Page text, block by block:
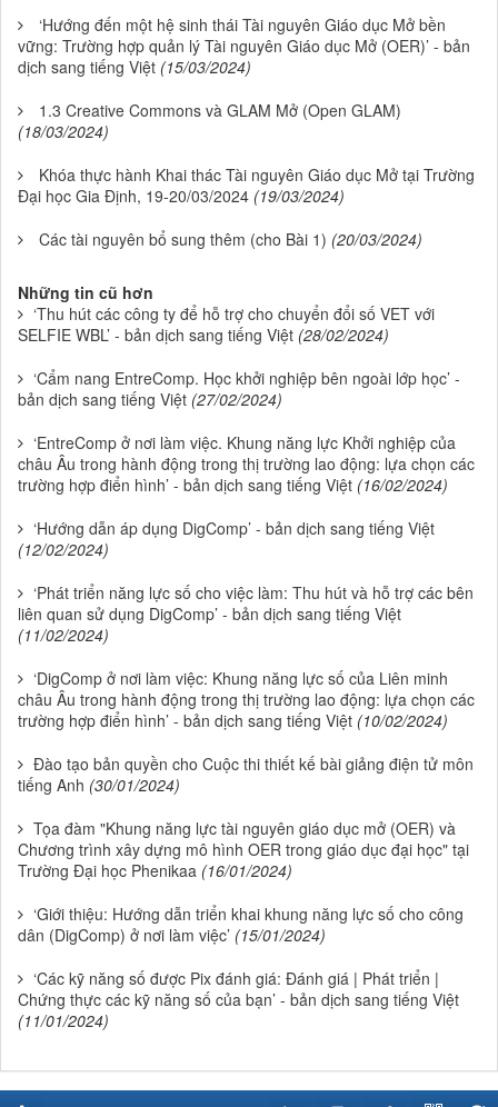
‘Hướng đến một hệ sinh thái Tài nguyên Giáo dục Mở bền
vững: Trường hợp quản lý Tài nguyên Giáo dục Mở (OER)’ - bản
dịch sang tiếng Việt (15/03/2024)
1.3 Creative Commons và GLAM Mở (Open GLAM)
(18/03/2024)
Khóa thực hành Khai thác Tài nguyên Giáo dục Mở tại Trường
Đại học Gia Định, 19-20/03/2024 (19/03/2024)
Các tài nguyên bổ sung thêm (cho Bài 1) (20/03/2024)
Những tin cũ hơn
‘Thu hút các công ty để hỗ trợ cho chuyển đổi số VET với
SELFIE WBL’ - bản dịch sang tiếng Việt (28/02/2024)
‘Cẩm nang EntreComp. Học khởi nghiệp bên ngoài lớp học’ -
bản dịch sang tiếng Việt (27/02/2024)
‘EntreComp ở nơi làm việc. Khung năng lực Khởi nghiệp của
châu Âu trong hành động trong thị trường lao động: lựa chọn các
trường hợp điển hình’ - bản dịch sang tiếng Việt (16/02/2024)
‘Hướng dẫn áp dụng DigComp’ - bản dịch sang tiếng Việt
(12/02/2024)
‘Phát triển năng lực số cho việc làm: Thu hút và hỗ trợ các bên
liên quan sử dụng DigComp’ - bản dịch sang tiếng Việt
(11/02/2024)
‘DigComp ở nơi làm việc: Khung năng lực số của Liên minh
châu Âu trong hành động trong thị trường lao động: lựa chọn các
trường hợp điển hình’ - bản dịch sang tiếng Việt (10/02/2024)
Đào tạo bản quyền cho Cuộc thi thiết kế bài giảng điện tử môn
tiếng Anh (30/01/2024)
Tọa đàm "Khung năng lực tài nguyên giáo dục mở (OER) và
Chương trình xây dựng mô hình OER trong giáo dục đại học" tại
Trường Đại học Phenikaa (16/01/2024)
‘Giới thiệu: Hướng dẫn triển khai khung năng lực số cho công
dân (DigComp) ở nơi làm việc’ (15/01/2024)
‘Các kỹ năng số được Pix đánh giá: Đánh giá | Phát triển |
Chứng thực các kỹ năng số của bạn’ - bản dịch sang tiếng Việt
(11/01/2024)